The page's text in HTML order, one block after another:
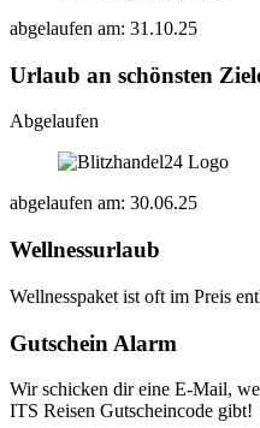
abgelaufen am: 31.10.25
Urlaub an schönsten
Abgelaufen
abgelaufen am: 30.06.25
Wellnessurlaub
Wellnesspaket ist oft im Preis
Gutschein Alarm
Wir schicken dir eine E-Mail,
ITS Reisen Gutscheincode gibt!